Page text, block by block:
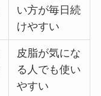
い方が毎日続
けやすい
皮脂が気にな
る人でも使い
やすい